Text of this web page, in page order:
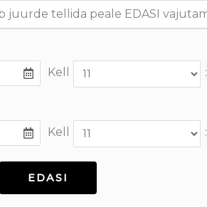
juurde tellida peale EDASI
Kell
:
Kell
: